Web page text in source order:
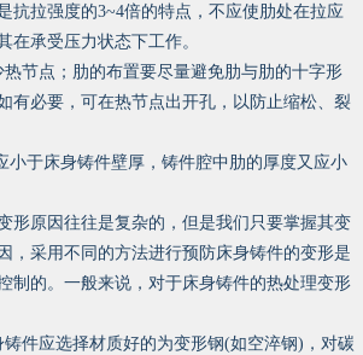
抗拉强度的3~4倍的特点，不应使肋处在拉应
在承受压力状态下工作。
节点；肋的布置要尽量避免肋与肋的十字形
有必要，可在热节点出开孔，以防止缩松、裂
小于床身铸件壁厚，铸件腔中肋的厚度又应小
形原因往往是复杂的，但是我们只要掌握其变
，采用不同的方法进行预防床身铸件的变形是
制的。一般来说，对于床身铸件的热处理变形
件应选择材质好的为变形钢(如空淬钢)，对碳